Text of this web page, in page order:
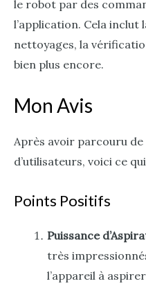
le robot par des
l’application. Cela
nettoyages, la
bien plus encore.
Mon Avis
Après avoir parcouru de
d’utilisateurs, voici ce
Points Positifs
Puissance
très
l’appareil à